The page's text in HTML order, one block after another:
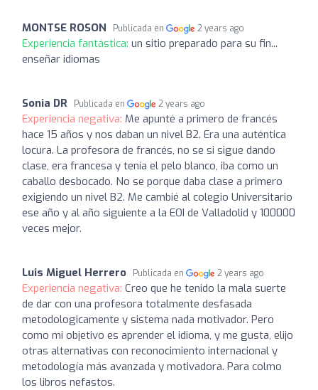
MONTSE ROSON Publicada en 2 years ago
Experiencia fantástica: un sitio preparado para su fin...
enseñar idiomas
Sonia DR Publicada en 2 years ago
Experiencia negativa: Me apunté a primero de francés
hace 15 años y nos daban un nivel B2. Era una auténtica
locura. La profesora de francés, no se si sigue dando
clase, era francesa y tenía el pelo blanco, iba como un
caballo desbocado. No se porque daba clase a primero
exigiendo un nivel B2. Me cambié al colegio Universitario
ese año y al año siguiente a la EOI de Valladolid y 100000
veces mejor.
Luis Miguel Herrero Publicada en 2 years ago
Experiencia negativa: Creo que he tenido la mala suerte
de dar con una profesora totalmente desfasada
metodologicamente y sistema nada motivador. Pero
como mi objetivo es aprender el idioma, y me gusta, elijo
otras alternativas con reconocimiento internacional y
metodología más avanzada y motivadora. Para colmo
los libros nefastos.